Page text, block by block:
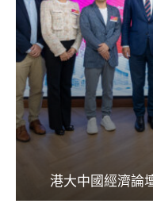
港大中國經濟論